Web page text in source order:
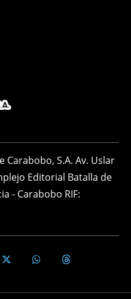
Carabobo, S.A. Av. Uslar
Editorial Batalla de
- Carabobo RIF: